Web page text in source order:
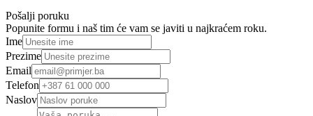
Pošalji poruku
Popunite formu i naš tim će vam se javiti u najkraćem roku.
Ime
Prezime
Email
Telefon
Naslov